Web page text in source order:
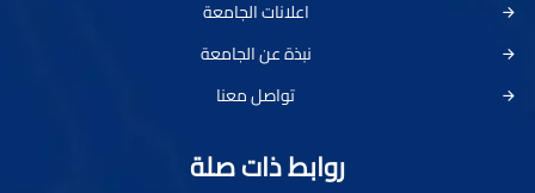
اعلانات الجامعة
نبذة عن الجامعة
تواصل معنا
روابط ذات صلة